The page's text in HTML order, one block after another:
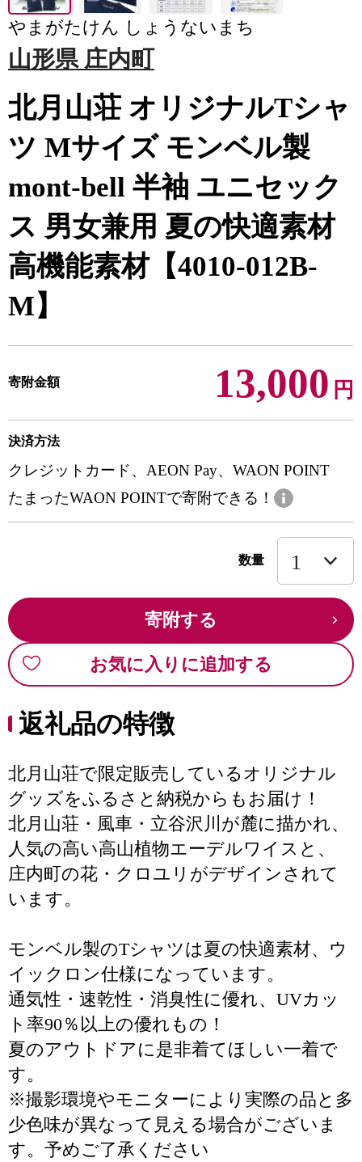
やまがたけん しょうないまち
山形県 庄内町
北月山荘 オリジナルTシャ
ツ Mサイズ モンベル製
mont-bell 半袖 ユニセック
ス 男女兼用 夏の快適素材
高機能素材【4010-012B-
M】
寄附金額 13,000 円
決済方法
クレジットカード、AEON Pay、WAON POINT
たまったWAON POINTで寄附できる！
数量
寄附する
お気に入りに追加する
返礼品の特徴
北月山荘で限定販売しているオリジナル
グッズをふるさと納税からもお届け！
北月山荘・風車・立谷沢川が麓に描かれ、
人気の高い高山植物エーデルワイスと、
庄内町の花・クロユリがデザインされて
います。
モンベル製のTシャツは夏の快適素材、ウ
イックロン仕様になっています。
通気性・速乾性・消臭性に優れ、UVカッ
ト率90％以上の優れもの！
夏のアウトドアに是非着てほしい一着で
す。
※撮影環境やモニターにより実際の品と多
少色味が異なって見える場合がございま
す。予めご了承ください